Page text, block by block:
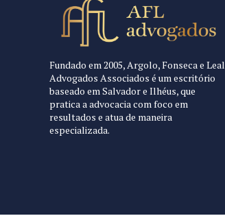
Fundado em 2005, Argolo, Fonseca e Leal
Advogados Associados é um escritório
baseado em Salvador e Ilhéus, que
pratica a advocacia com foco em
resultados e atua de maneira
especializada.